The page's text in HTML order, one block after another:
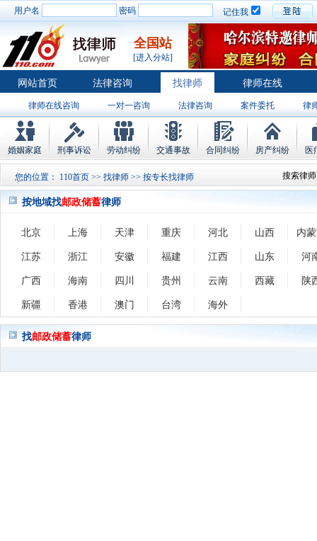
用户名 密码 记住我
全国站
[进入分站]
网站首页 法律咨询 找律师 律师在线
律师在线咨询 一对一咨询 法律咨询 案件委托 律
婚姻家庭 刑事诉讼 劳动纠纷 交通事故 合同纠纷 房产纠纷 医
您的位置： 110首页 >> 找律师 >> 按专长找律师 搜索律
按地域找邮政储蓄律师
北京 上海 天津 重庆 河北 山西 内
江苏 浙江 安徽 福建 江西 山东 河
广西 海南 四川 贵州 云南 西藏 陕
新疆 香港 澳门 台湾 海外
找邮政储蓄律师